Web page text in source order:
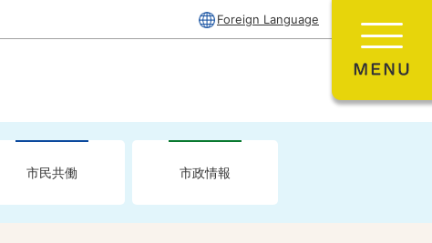
Foreign Language
市民共働 市政情報